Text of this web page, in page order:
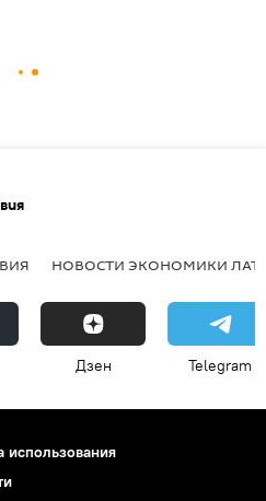
НОВОСТИ ЭКОНОМИКИ
Дзен Telegram
использования